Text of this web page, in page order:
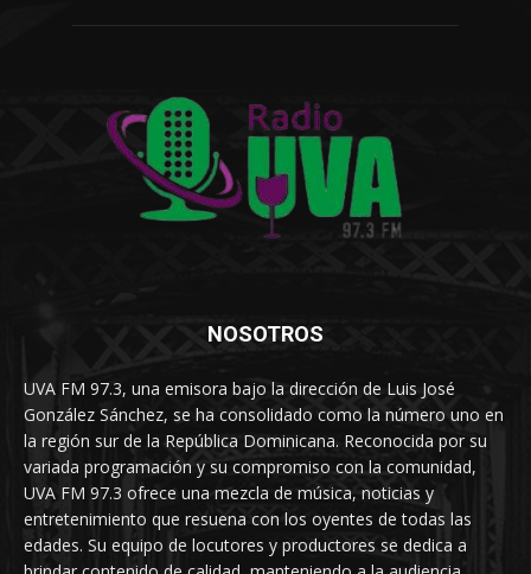
NOSOTROS
UVA FM 97.3, una emisora bajo la dirección de Luis José
González Sánchez, se ha consolidado como la número uno en
la región sur de la República Dominicana. Reconocida por su
variada programación y su compromiso con la comunidad,
UVA FM 97.3 ofrece una mezcla de música, noticias y
entretenimiento que resuena con los oyentes de todas las
edades. Su equipo de locutores y productores se dedica a